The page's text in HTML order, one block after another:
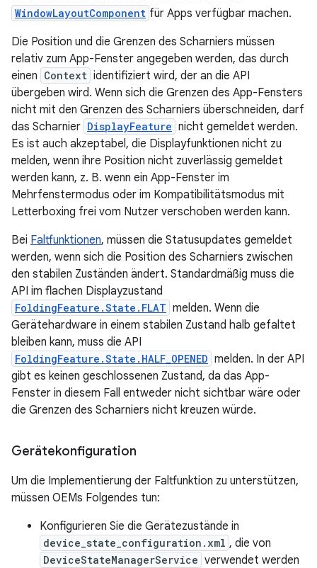
WindowLayoutComponent für Apps verfügbar machen.
Die Position und die Grenzen des Scharniers müssen
relativ zum App-Fenster angegeben werden, das durch
einen Context identifiziert wird, der an die API
übergeben wird. Wenn sich die Grenzen des App-Fensters
nicht mit den Grenzen des Scharniers überschneiden, darf
das Scharnier DisplayFeature nicht gemeldet werden.
Es ist auch akzeptabel, die Displayfunktionen nicht zu
melden, wenn ihre Position nicht zuverlässig gemeldet
werden kann, z. B. wenn ein App-Fenster im
Mehrfenstermodus oder im Kompatibilitätsmodus mit
Letterboxing frei vom Nutzer verschoben werden kann.
Bei Faltfunktionen, müssen die Statusupdates gemeldet
werden, wenn sich die Position des Scharniers zwischen
den stabilen Zuständen ändert. Standardmäßig muss die
API im flachen Displayzustand
FoldingFeature.State.FLAT melden. Wenn die
Gerätehardware in einem stabilen Zustand halb gefaltet
bleiben kann, muss die API
FoldingFeature.State.HALF_OPENED melden. In der API
gibt es keinen geschlossenen Zustand, da das App-
Fenster in diesem Fall entweder nicht sichtbar wäre oder
die Grenzen des Scharniers nicht kreuzen würde.
Gerätekonfiguration
Um die Implementierung der Faltfunktion zu unterstützen,
müssen OEMs Folgendes tun:
Konfigurieren Sie die Gerätezustände in
device_state_configuration.xml , die von
DeviceStateManagerService verwendet werden